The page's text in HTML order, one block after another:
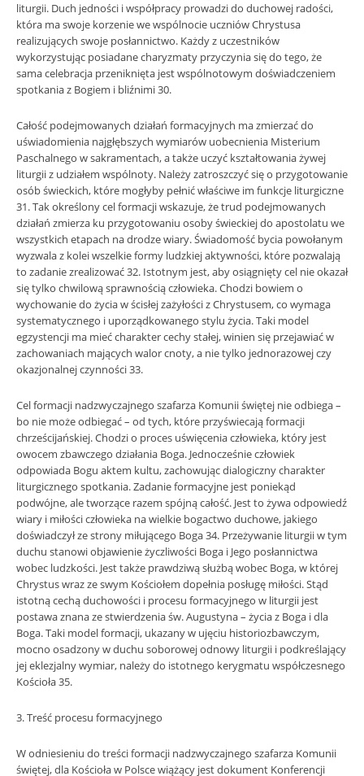
liturgii. Duch jedności i współpracy prowadzi do duchowej radości,
która ma swoje korzenie we wspólnocie uczniów Chrystusa
realizujących swoje posłannictwo. Każdy z uczestników
wykorzystując posiadane charyzmaty przyczynia się do tego, że
sama celebracja przeniknięta jest wspólnotowym doświadczeniem
spotkania z Bogiem i bliźnimi 30.
Całość podejmowanych działań formacyjnych ma zmierzać do
uświadomienia najgłębszych wymiarów uobecnienia Misterium
Paschalnego w sakramentach, a także uczyć kształtowania żywej
liturgii z udziałem wspólnoty. Należy zatroszczyć się o przygotowanie
osób świeckich, które mogłyby pełnić właściwe im funkcje liturgiczne
31. Tak określony cel formacji wskazuje, że trud podejmowanych
działań zmierza ku przygotowaniu osoby świeckiej do apostolatu we
wszystkich etapach na drodze wiary. Świadomość bycia powołanym
wyzwala z kolei wszelkie formy ludzkiej aktywności, które pozwalają
to zadanie zrealizować 32. Istotnym jest, aby osiągnięty cel nie okazał
się tylko chwilową sprawnością człowieka. Chodzi bowiem o
wychowanie do życia w ścisłej zażyłości z Chrystusem, co wymaga
systematycznego i uporządkowanego stylu życia. Taki model
egzystencji ma mieć charakter cechy stałej, winien się przejawiać w
zachowaniach mających walor cnoty, a nie tylko jednorazowej czy
okazjonalnej czynności 33.
Cel formacji nadzwyczajnego szafarza Komunii świętej nie odbiega –
bo nie może odbiegać – od tych, które przyświecają formacji
chrześcijańskiej. Chodzi o proces uświęcenia człowieka, który jest
owocem zbawczego działania Boga. Jednocześnie człowiek
odpowiada Bogu aktem kultu, zachowując dialogiczny charakter
liturgicznego spotkania. Zadanie formacyjne jest poniekąd
podwójne, ale tworzące razem spójną całość. Jest to żywa odpowiedź
wiary i miłości człowieka na wielkie bogactwo duchowe, jakiego
doświadczył ze strony miłującego Boga 34. Przeżywanie liturgii w tym
duchu stanowi objawienie życzliwości Boga i Jego posłannictwa
wobec ludzkości. Jest także prawdziwą służbą wobec Boga, w której
Chrystus wraz ze swym Kościołem dopełnia posługę miłości. Stąd
istotną cechą duchowości i procesu formacyjnego w liturgii jest
postawa znana ze stwierdzenia św. Augustyna – życia z Boga i dla
Boga. Taki model formacji, ukazany w ujęciu historiozbawczym,
mocno osadzony w duchu soborowej odnowy liturgii i podkreślający
jej eklezjalny wymiar, należy do istotnego kerygmatu współczesnego
Kościoła 35.
3. Treść procesu formacyjnego
W odniesieniu do treści formacji nadzwyczajnego szafarza Komunii
świętej, dla Kościoła w Polsce wiążący jest dokument Konferencji